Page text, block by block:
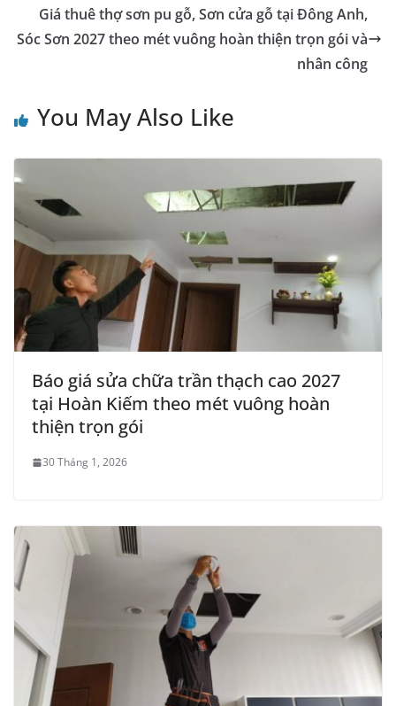
Giá thuê thợ sơn pu gỗ, Sơn cửa gỗ tại Đông Anh,
Sóc Sơn 2027 theo mét vuông hoàn thiện trọn gói và
nhân công
You May Also Like
Báo giá sửa chữa trần thạch cao 2027
tại Hoàn Kiếm theo mét vuông hoàn
thiện trọn gói
30 Tháng 1, 2026